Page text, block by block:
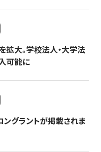
拡大。学校法人・大学法
可能に
ングラントが掲載されま